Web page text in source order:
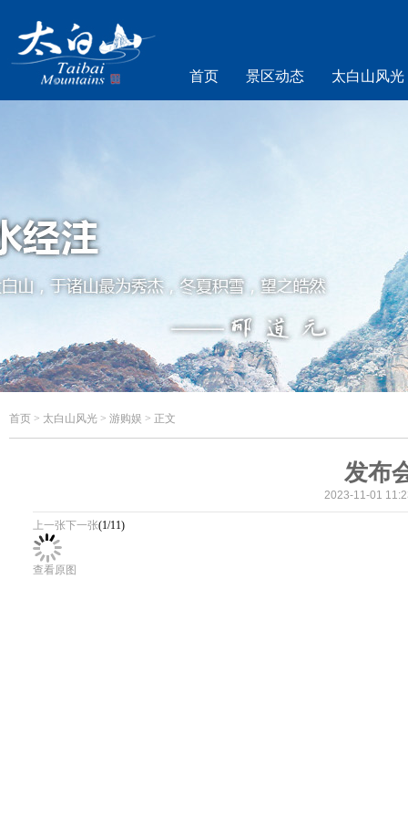
首页 景区动态 太白山风光
首页 > 太白山风光 > 游购娱 > 正文
发布
2023-11-01
上一张下一张(1/11)
查看原图